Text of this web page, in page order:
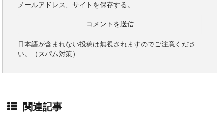
メールアドレス、サイトを保存する。
日本語が含まれない投稿は無視されますのでご注意くださ
い。（スパム対策）
関連記事